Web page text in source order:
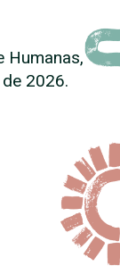
Humanas,
2026.